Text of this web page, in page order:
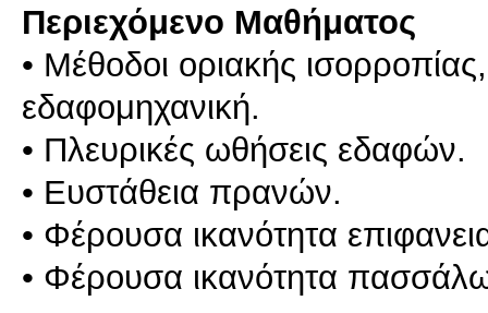
Περιεχόμενο Μαθήματος
• Μέθοδοι οριακής
εδαφομηχανική.
• Πλευρικές ωθήσεις εδαφών.
• Ευστάθεια πρανών.
• Φέρουσα ικανότητα